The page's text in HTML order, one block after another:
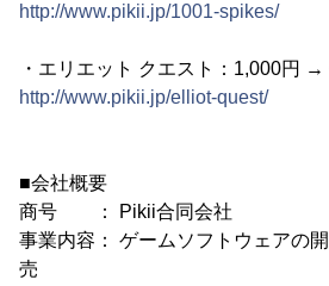
http://www.pikii.jp/1001-spikes/
・エリエット クエスト：1,000円 →
http://www.pikii.jp/elliot-quest/
■会社概要
商号 ： Pikii合同会社
事業内容： ゲームソフトウェアの
売